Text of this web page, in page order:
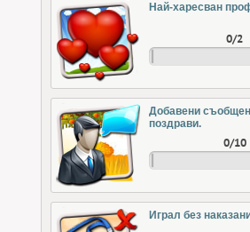
Най-харесван
0/2
Добавени
поздрави.
0/10
Играл без